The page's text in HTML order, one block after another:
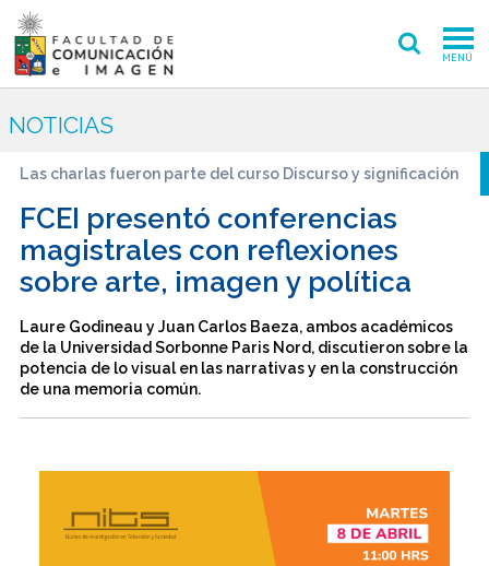
MENÚ
POSTGRADO
INVESTIGACIÓN CREACIÓN
INTERNACIONAL
Académicos Egresados
NOTICIAS
Las charlas fueron parte del curso Discurso y significación
FCEI presentó conferencias
magistrales con reflexiones
sobre arte, imagen y política
Laure Godineau y Juan Carlos Baeza, ambos académicos
de la Universidad Sorbonne Paris Nord, discutieron sobre la
potencia de lo visual en las narrativas y en la construcción
de una memoria común.